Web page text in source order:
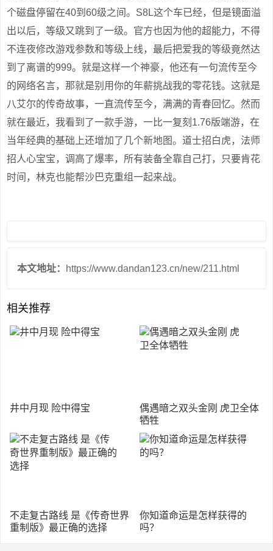
个磁盘停留在40到60级之间。S8L这个车已经，但是镜面溢
出以后，等级又跳到了一级。官方也因为他的超能力，不得
不连夜修改游戏参数和等级上线，最后把爱我的等级竟然达
到了离谱的999。就是这样一个神豪，他还有一句流传至今
的网络名言，那就是别用你的年薪挑战我的零花钱。这就是
八艾尔的传奇故事，一直流传至今，满满的青春回忆。然而
就在最近，我看到了一款手游，一比一复刻1.76版端游，在
当年经典的基础上还增加了几个新地图。道士招白虎，法师
招人心宝宝，调高了爆率，所有装备全靠自己打，只要肯花
时间，林克也能帮沙巴克重组一起来战。
本文地址： https://www.dandan123.cn/new/211.html
相关推荐
井中月现 险中得宝
偶遇暗之双头金刚 虎卫全体
牺牲
不走复古路线 是《传奇世界
重制版》最正确的选择
你知道命运是怎样获得的
吗？